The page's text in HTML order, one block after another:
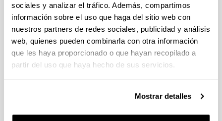
sociales y analizar el tráfico. Además, compartimos
información sobre el uso que haga del sitio web con
nuestros partners de redes sociales, publicidad y análisis
web, quienes pueden combinarla con otra información
que les haya proporcionado o que hayan recopilado a
partir del uso que haya hecho de sus servicios.
Mostrar detalles
finaliza el 15/07/2026 incluido
PROYECTOS DE INVESTIGACIÓN LIDERADOS POR
PERSONAL NOVEL (2026)
Plazo de presentación cerrado: 27/04/2026 - 18/05/2026 23:59
Listado definitivo de solicitudes admitidas y excluidas para
evaluación. (01/06/2026)
CONVOCATORIA DE AYUDAS A GRUPOS DE